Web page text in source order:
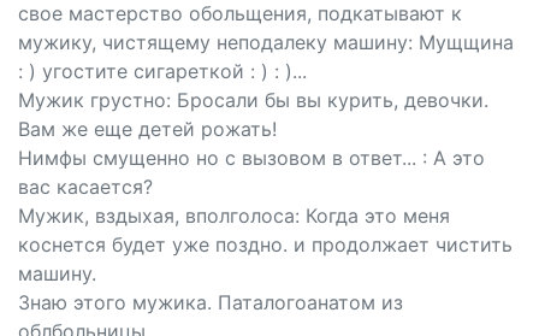
свое мастерство обольщения, подкатывают к
мужику, чистящему неподалеку машину: Мущщина
: ) угостите сигареткой : ) : )...
Мужик грустно: Бросали бы вы курить, девочки.
Вам же еще детей рожать!
Нимфы смущенно но с вызовом в ответ... : А это
вас касается?
Мужик, вздыхая, вполголоса: Когда это меня
коснется будет уже поздно. и продолжает чистить
машину.
Знаю этого мужика. Паталогоанатом из
облбольницы.